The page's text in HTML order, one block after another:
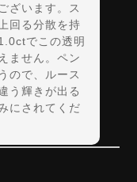
ざいます。ス
回る分散を持
でこの透明
ません。ペン
ので、ルース
う輝きが出る
にされてくだ